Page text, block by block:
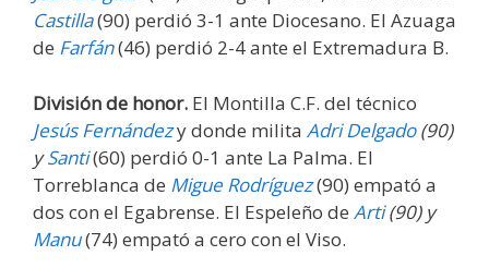
Castilla(90) perdió 3-1 ante Diocesano. El Azuaga
de Farfán(46) perdió 2-4 ante el Extremadura B.
División de honor. El Montilla C.F. del técnico
Jesús Fernándezy donde milita Adri Delgado(90)
ySanti(60) perdió 0-1 ante La Palma. El
Torreblanca de Migue Rodríguez(90) empató a
dos con el Egabrense. El Espeleño de Arti(90) y
Manu(74) empató a cero con el Viso.